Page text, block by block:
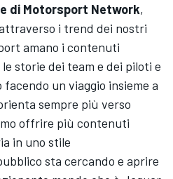
di Motorsport Network,
i trend dei nostri
amano i contenuti
storie dei team e dei piloti e
un viaggio insieme a
sempre più verso
offrire più contenuti
in uno stile
sta cercando e aprire